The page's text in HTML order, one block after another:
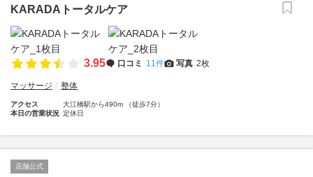
KARADAトータルケア
3.95 口コミ 11件 写真 2枚
マッサージ 整体
アクセス
大江橋駅から490m （徒歩7分）
本日の営業状況 定休日
店舗公式